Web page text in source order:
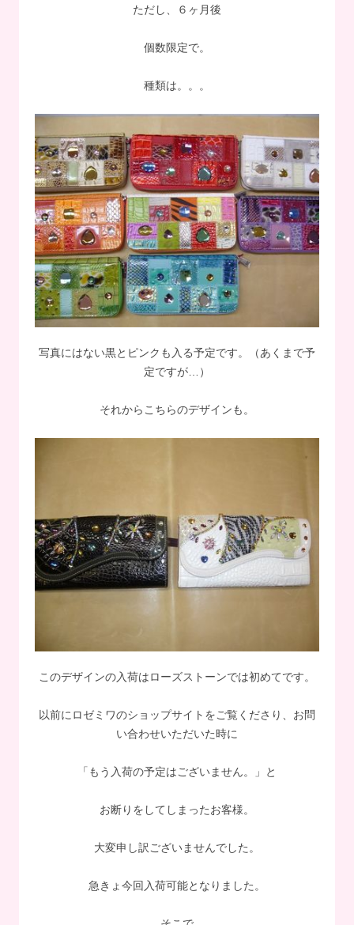
ただし、６ヶ月後
個数限定で。
種類は。。。
写真にはない黒とピンクも入る予定です。（あくまで予
定ですが…）
それからこちらのデザインも。
このデザインの入荷はローズストーンでは初めてです。
以前にロゼミワのショップサイトをご覧くださり、お問
い合わせいただいた時に
「もう入荷の予定はございません。」と
お断りをしてしまったお客様。
大変申し訳ございませんでした。
急きょ今回入荷可能となりました。